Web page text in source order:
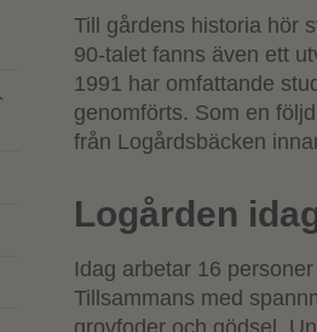
Till gårdens historia hör
90-talet fanns även ett
1991 har omfattande
genomförts. Som en
från Logårdsbäcken
Logården
Idag arbetar 16
Tillsammans med